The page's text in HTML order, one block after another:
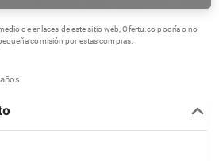
de enlaces de este sitio web, Ofertu.co podría o no
comisión por estas compras.